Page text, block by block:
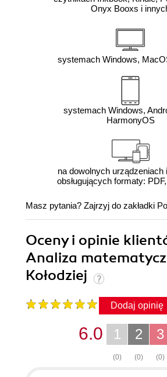
Onyx Booxs i
systemach Windows,
systemach Windows,
HarmonyOS
na dowolnych urządzeniach
obsługujących formaty:
Masz pytania? Zajrzyj do zakładki
Oceny i opinie
Analiza
Kołodziej
Dodaj opinię
3
(0)
2
(0)
1
(0)
6.0